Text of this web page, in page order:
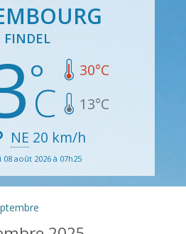
FINDEL
30°C
13°C
NE 20 km/h
08 août 2026 à 07h25